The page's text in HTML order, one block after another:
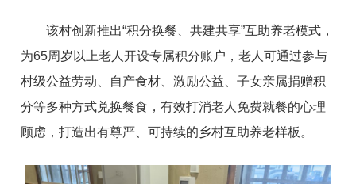
该村创新推出“积分换餐、共建共享”互助养老模式，
为65周岁以上老人开设专属积分账户，老人可通过参与
村级公益劳动、自产食材、激励公益、子女亲属捐赠积
分等多种方式兑换餐食，有效打消老人免费就餐的心理
顾虑，打造出有尊严、可持续的乡村互助养老样板。